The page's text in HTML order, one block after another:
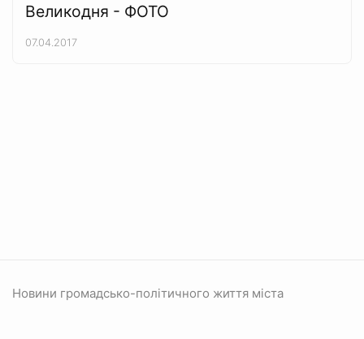
Великодня - ФОТО
07.04.2017
Новини громадсько-політичного життя міста